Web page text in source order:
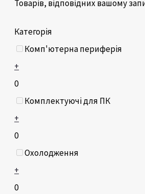
Категорія
Комп'ютерна периферія
+
0
Комплектуючі для ПК
+
0
Охолодження
+
0
Товарів, відповідних вашому